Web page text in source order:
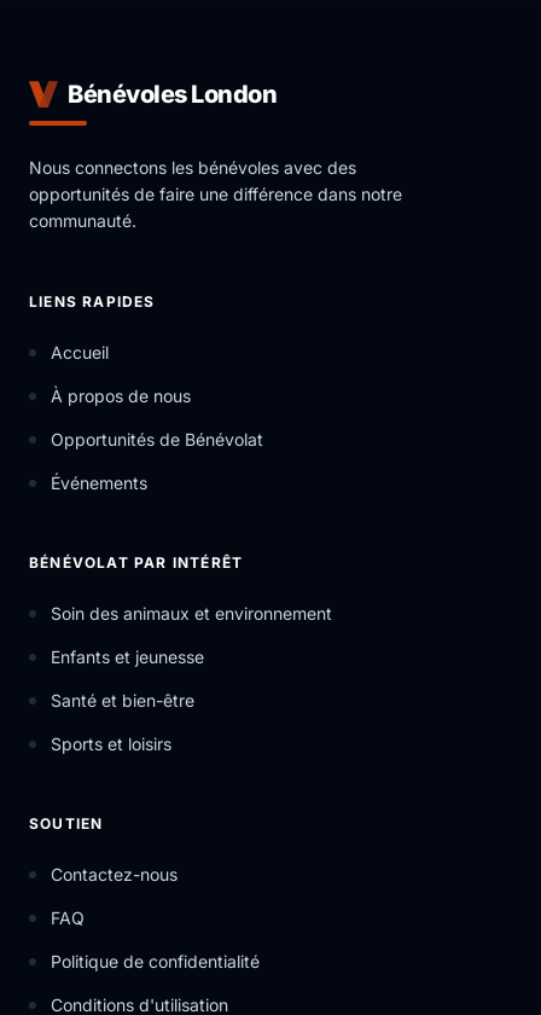
Bénévoles London
Nous connectons les bénévoles avec des
opportunités de faire une différence dans notre
communauté.
LIENS RAPIDES
Accueil
À propos de nous
Opportunités de Bénévolat
Événements
BÉNÉVOLAT PAR INTÉRÊT
Soin des animaux et environnement
Enfants et jeunesse
Santé et bien-être
Sports et loisirs
SOUTIEN
Contactez-nous
FAQ
Politique de confidentialité
Conditions d'utilisation